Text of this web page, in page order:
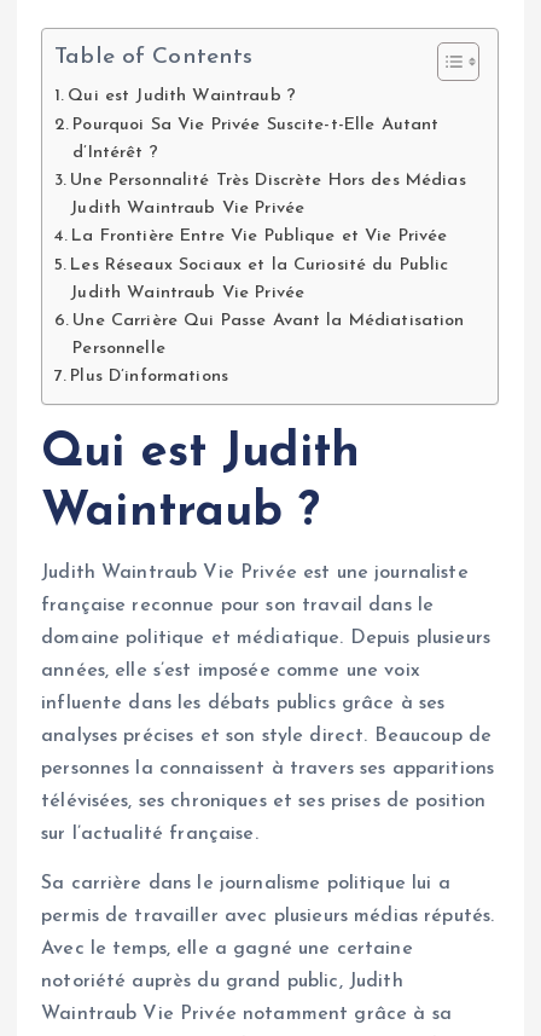
Table of Contents
Qui est Judith Waintraub ?
Pourquoi Sa Vie Privée Suscite-t-Elle Autant
d’Intérêt ?
Une Personnalité Très Discrète Hors des Médias
Judith Waintraub Vie Privée
La Frontière Entre Vie Publique et Vie Privée
Les Réseaux Sociaux et la Curiosité du Public
Judith Waintraub Vie Privée
Une Carrière Qui Passe Avant la Médiatisation
Personnelle
Plus D’informations
Qui est Judith
Waintraub ?
Judith Waintraub Vie Privée est une journaliste
française reconnue pour son travail dans le
domaine politique et médiatique. Depuis plusieurs
années, elle s’est imposée comme une voix
influente dans les débats publics grâce à ses
analyses précises et son style direct. Beaucoup de
personnes la connaissent à travers ses apparitions
télévisées, ses chroniques et ses prises de position
sur l’actualité française.
Sa carrière dans le journalisme politique lui a
permis de travailler avec plusieurs médias réputés.
Avec le temps, elle a gagné une certaine
notoriété auprès du grand public, Judith
Waintraub Vie Privée notamment grâce à sa